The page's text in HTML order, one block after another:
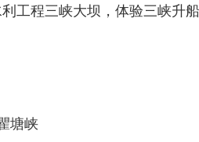
工程三峡大坝，体验三峡升
塘峡